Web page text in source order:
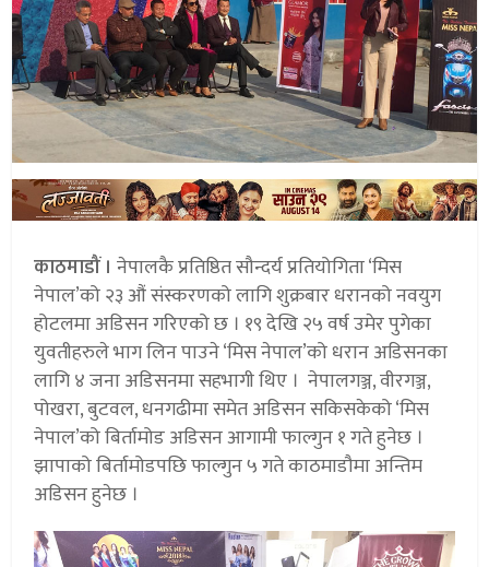
काठमाडौं । नेपालकै प्रतिष्ठित सौन्दर्य प्रतियोगिता ‘मिस
नेपाल’को २३ औं संस्करणको लागि शुक्रबार धरानको नवयुग
होटलमा अडिसन गरिएको छ । १९ देखि २५ वर्ष उमेर पुगेका
युवतीहरुले भाग लिन पाउने ‘मिस नेपाल’को धरान अडिसनका
लागि ४ जना अडिसनमा सहभागी थिए । नेपालगञ्ज, वीरगञ्ज,
पोखरा, बुटवल, धनगढीमा समेत अडिसन सकिसकेको ‘मिस
नेपाल’को बिर्तामोड अडिसन आगामी फाल्गुन १ गते हुनेछ ।
झापाको बिर्तामोडपछि फाल्गुन ५ गते काठमाडौमा अन्तिम
अडिसन हुनेछ ।